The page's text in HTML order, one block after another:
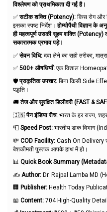
विश्लेषण को प्राथमिकता दी गई है।
✅सटीक शक्ति (Potency): किस रोग और
इसका स्पष्ट निर्देश।होम्योपैथी विज्ञान के
ही महत्वपूर्ण उसकी सूक्ष्म शक्ति
सकारात्मक प्रभाव पड़े।
✅सेवन विधि: दवा लेने का सही तरीका,
✅ 500+ औषधियाँ: एक विशाल
🛡️प्राकृतिक उपचार: बिना किसी Side
पद्धति।
🚚तेज और सुरक्षित डिलीवरी (FAST &
🇮🇳पैन इंडिया रीच: भारत के हर राज्य,
📮 Speed Post: भारतीय डाक विभाग
💸 COD Facility: Cash On Delivery
बेशकीमती पुस्तक आपके हाथ में हो।
📊 Quick Book Summary
✍️ Author: Dr. Rajpal Lamba MD
🏢 Publisher: Health Today
📖 Content: 704 High-Quality